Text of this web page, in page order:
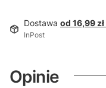
Dostawa od 16,99 zł
InPost
Opinie